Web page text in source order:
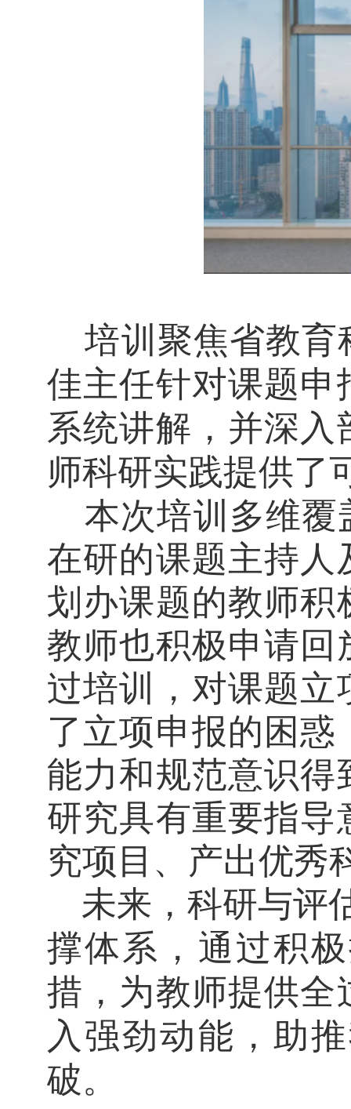
培训聚焦省教育
佳主任针对课题申
系统讲解，并深
师科研实践提供了
本次培训多维覆
在研的课题主持人
划办课题的教师积
教师也积极申请回
过培训，对课题
了立项申报的困
能力和规范意识得
研究具有重要指导
究项目、产出优秀
未来，科研与评
撑体系 ， 通过积
措 ， 为教师提供全
入强劲动能，助
破。